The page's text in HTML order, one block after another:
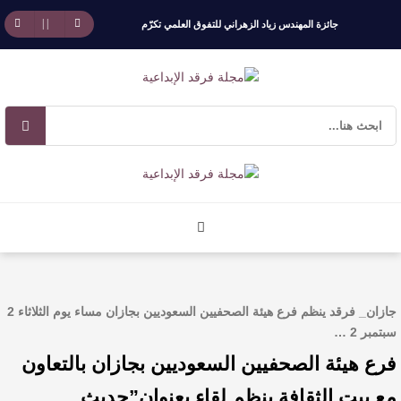
جائزة المهندس زياد الزهراني للتفوق العلمي تكرّم
نخبة من أبناء وبنات الأطاولة
مهرجان الأطاولة التراثي يجمع الشاعر عبدالواحد
القيمة الأدبية بين استحقاق النص وسلطة الجائزة
​ اللون الأحمر وشاح سردية الأدب وسر رمزية
جازان_ فرقد ينظم فرع هيئة الصحفيين السعوديين بجازان مساء يوم الثلاثاء 2
سبتمبر 2 …
فرع هيئة الصحفيين السعوديين بجازان بالتعاون